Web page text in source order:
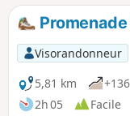
Visorandonneur
5,81 km
2h 05
Facile